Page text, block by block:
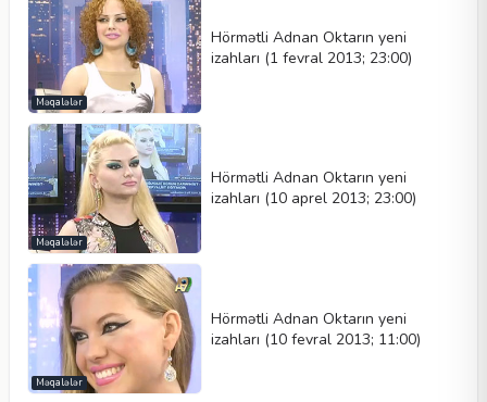
Məqalələr
Hörmətli Adnan Oktarın yeni
izahları (1 fevral 2013; 23:00)
Məqalələr
Hörmətli Adnan Oktarın yeni
izahları (10 aprel 2013; 23:00)
Məqalələr
Hörmətli Adnan Oktarın yeni
izahları (10 fevral 2013; 11:00)